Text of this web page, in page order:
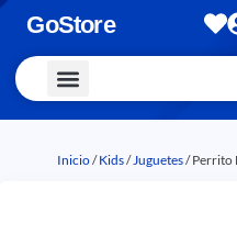
GoStore
Inicio/Kids/Juguetes/ Perrito